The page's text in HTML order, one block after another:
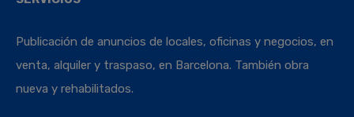
Publicación de anuncios de locales, oficinas y negocios, en
venta, alquiler y traspaso, en Barcelona. También obra
nueva y rehabilitados.